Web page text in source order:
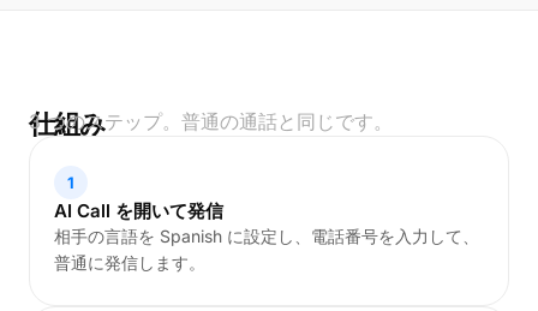
仕組み
3 つのステップ。普通の通話と同じです。
1
AI Call を開いて発信
相手の言語を Spanish に設定し、電話番号を入力して、
普通に発信します。